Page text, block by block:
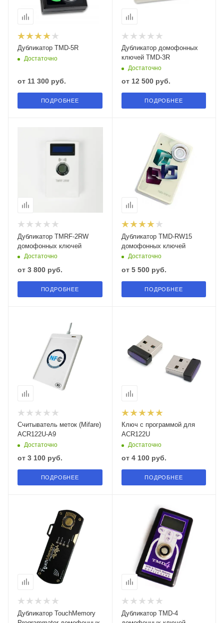
Дубликатор TMD-5R
Достаточно
от 11 300 руб.
ПОДРОБНЕЕ
Дубликатор домофонных
ключей TMD-3R
Достаточно
от 12 500 руб.
ПОДРОБНЕЕ
Дубликатор TMRF-2RW
домофонных ключей
Достаточно
от 3 800 руб.
ПОДРОБНЕЕ
Дубликатор TMD-RW15
домофонных ключей
Достаточно
от 5 500 руб.
ПОДРОБНЕЕ
Считыватель меток (Mifare)
ACR122U-A9
Достаточно
от 3 100 руб.
ПОДРОБНЕЕ
Ключ с программой для
ACR122U
Достаточно
от 4 100 руб.
ПОДРОБНЕЕ
Дубликатор TouchMemory
Дубликатор TMD-4